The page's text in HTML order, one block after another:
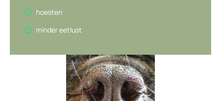
hoesten
minder eetlust